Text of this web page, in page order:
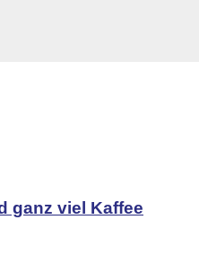
ganz viel Kaffee